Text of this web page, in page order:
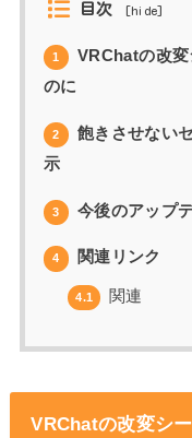
目次 [hide]
1
VRChatの改変
のに
2
飽きさせない
示
3 今後のアップ
4 関連リンク
4.1 関連
VRChatの改変シ